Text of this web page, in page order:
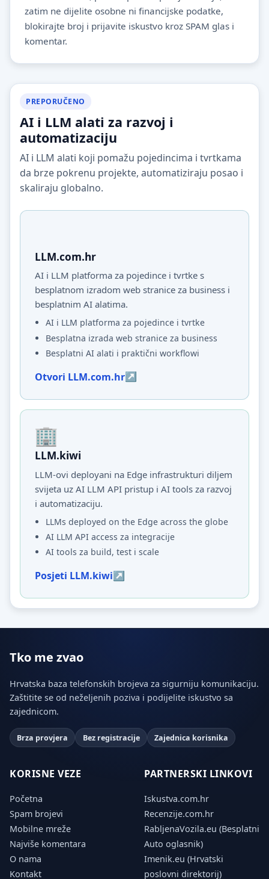
zatim ne dijelite osobne ni financijske podatke,
blokirajte broj i prijavite iskustvo kroz SPAM glas i
komentar.
PREPORUČENO
AI i LLM alati za razvoj i
automatizaciju
AI i LLM alati koji pomažu pojedincima i tvrtkama
da brze pokrenu projekte, automatiziraju posao i
skaliraju globalno.
LLM.com.hr
AI i LLM platforma za pojedince i tvrtke s
besplatnom izradom web stranice za business i
besplatnim AI alatima.
AI i LLM platforma za pojedince i tvrtke
Besplatna izrada web stranice za business
Besplatni AI alati i praktični workflowi
Otvori LLM.com.hr
LLM.kiwi
LLM-ovi deployani na Edge infrastrukturi diljem
svijeta uz AI LLM API pristup i AI tools za razvoj
i automatizaciju.
LLMs deployed on the Edge across the globe
AI LLM API access za integracije
AI tools za build, test i scale
Posjeti LLM.kiwi
Tko me zvao
Hrvatska baza telefonskih brojeva za sigurniju komunikaciju.
Zaštitite se od neželjenih poziva i podijelite iskustvo sa
zajednicom.
Brza provjera Bez registracije Zajednica korisnika
KORISNE VEZE
Početna
Spam brojevi
Mobilne mreže
Najviše komentara
O nama
Kontakt
PARTNERSKI LINKOVI
Iskustva.com.hr
Recenzije.com.hr
RabljenaVozila.eu (Besplatni
Auto oglasnik)
Imenik.eu (Hrvatski
poslovni direktorij)